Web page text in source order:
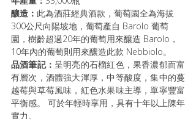
釀造： 此為酒莊經典酒款，葡萄園全為海拔
300公尺向陽坡地，葡萄產自 Barolo 葡萄
園，樹齡超過20年的葡萄用來釀造 Barolo，
10年內的葡萄則用來釀造此款 Nebbiolo。
品酒筆記： 呈明亮的石榴紅色，果香濃郁而富
有層次，酒體強大渾厚，中等酸度，集中的蔓
越莓與草莓風味，紅色水果味主導，單寧豐富
平衡感。 可於年輕時享用，具有十年以上陳年
實力。